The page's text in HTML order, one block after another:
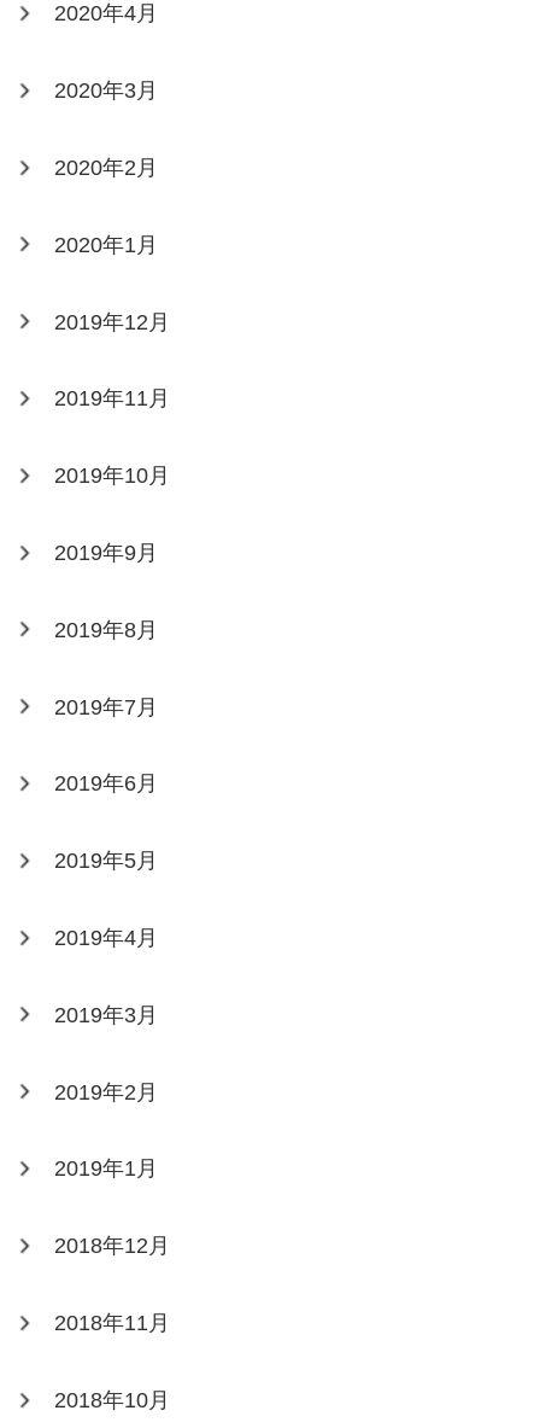
2020年4月
2020年3月
2020年2月
2020年1月
2019年12月
2019年11月
2019年10月
2019年9月
2019年8月
2019年7月
2019年6月
2019年5月
2019年4月
2019年3月
2019年2月
2019年1月
2018年12月
2018年11月
2018年10月